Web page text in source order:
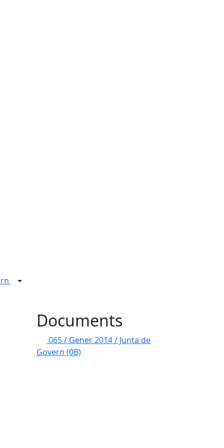
Documents
065 / Gener 2014 / Junta de
Govern (0B)